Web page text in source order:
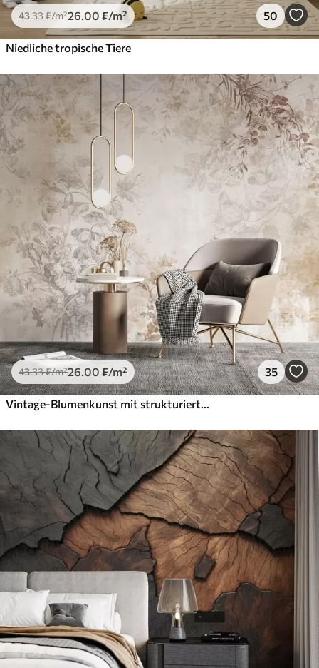
43.33₣/m²26.00 ₣/m² 50
Niedliche tropische Tiere
43.33₣/m²26.00 ₣/m² 35
Vintage-Blumenkunst mit strukturierter Oberfläche, zarten Gartenblumen und Blattillustrationen im Zeichenstil, sanften Pastelltönen in Beige und Sepia